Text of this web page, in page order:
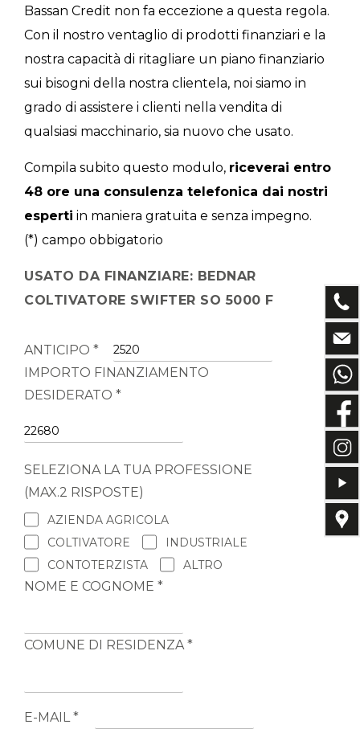
Bassan Credit non fa eccezione a questa regola.
Con il nostro ventaglio di prodotti finanziari e la
nostra capacità di ritagliare un piano finanziario
sui bisogni della nostra clientela, noi siamo in
grado di assistere i clienti nella vendita di
qualsiasi macchinario, sia nuovo che usato.
Compila subito questo modulo, riceverai entro
48 ore una consulenza telefonica dai nostri
esperti in maniera gratuita e senza impegno.
(*) campo obbigatorio
USATO DA FINANZIARE: BEDNAR
COLTIVATORE SWIFTER SO 5000 F
ANTICIPO *
IMPORTO FINANZIAMENTO
DESIDERATO *
SELEZIONA LA TUA PROFESSIONE
(MAX.2 RISPOSTE)
AZIENDA AGRICOLA
COLTIVATORE
INDUSTRIALE
CONTOTERZISTA
ALTRO
NOME E COGNOME *
COMUNE DI RESIDENZA *
E-MAIL *